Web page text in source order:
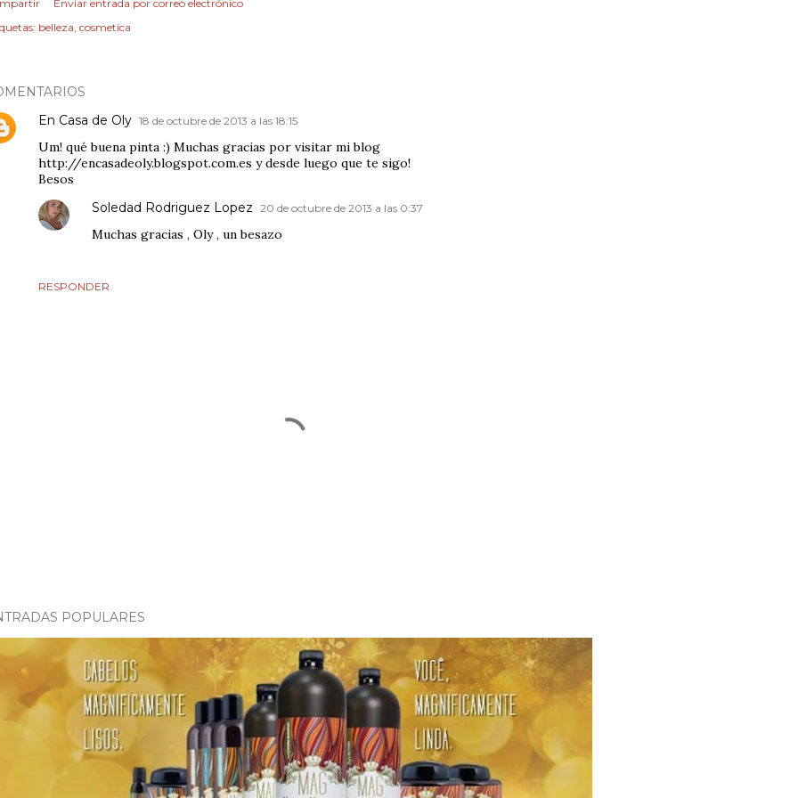
Enviar entrada por correo electrónico
belleza cosmetica
En Casa de Oly 18 de octubre de 2013 a las 18:15
Um! qué buena pinta :) Muchas gracias por visitar mi blog
http://encasadeoly.blogspot.com.es y desde luego que te sigo!
Besos
RESPONDER
Soledad Rodriguez Lopez 20 de octubre de 2013 a las 0:37
Muchas gracias , Oly , un besazo
POPULARES